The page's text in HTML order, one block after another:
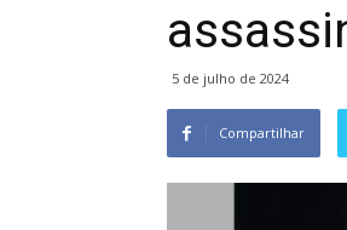
5 de julho de 2024
Compartilhar